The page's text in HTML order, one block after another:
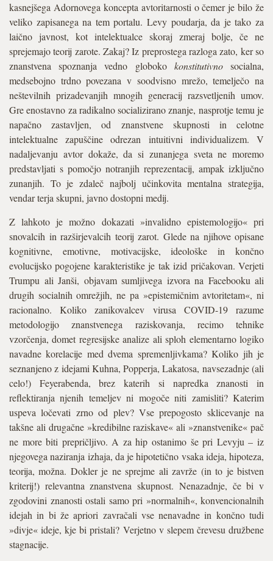
kasnejšega Adornovega koncepta avtoritarnosti o čemer je bilo že
veliko zapisanega na tem portalu. Levy poudarja, da je tako za
laično javnost, kot intelektualce skoraj zmeraj bolje, če ne
sprejemajo teorij zarote. Zakaj? Iz preprostega razloga zato, ker so
znanstvena spoznanja vedno globoko konstitutivnosocialna,
medsebojno trdno povezana v soodvisno mrežo, temelječo na
neštevilnih prizadevanjih mnogih generacij razsvetljenih umov.
Gre enostavno za radikalno socializirano znanje, nasprotje temu je
napačno zastavljen, od znanstvene skupnosti in celotne
intelektualne zapuščine odrezan intuitivni individualizem. V
nadaljevanju avtor dokaže, da si zunanjega sveta ne moremo
predstavljati s pomočjo notranjih reprezentacij, ampak izključno
zunanjih. To je zdaleč najbolj učinkovita mentalna strategija,
vendar terja skupni, javno dostopni medij.
Z lahkoto je možno dokazati »invalidno epistemologijo« pri
snovalcih in razširjevalcih teorij zarot. Glede na njihove opisane
kognitivne, emotivne, motivacijske, ideološke in končno
evolucijsko pogojene karakteristike je tak izid pričakovan. Verjeti
Trumpu ali Janši, objavam sumljivega izvora na Facebooku ali
drugih socialnih omrežjih, ne pa »epistemičnim avtoritetam«, ni
racionalno. Koliko zanikovalcev virusa COVID-19 razume
metodologijo znanstvenega raziskovanja, recimo tehnike
vzorčenja, domet regresijske analize ali sploh elementarno logiko
navadne korelacije med dvema spremenljivkama? Koliko jih je
seznanjeno z idejami Kuhna, Popperja, Lakatosa, navsezadnje (ali
celo!) Feyerabenda, brez katerih si napredka znanosti in
reflektiranja njenih temeljev ni mogoče niti zamisliti? Katerim
uspeva ločevati zrno od plev? Vse prepogosto sklicevanje na
takšne ali drugačne »kredibilne raziskave« ali »znanstvenike« pač
ne more biti prepričljivo. A za hip ostanimo še pri Levyju – iz
njegovega naziranja izhaja, da je hipotetično vsaka ideja, hipoteza,
teorija, možna. Dokler je ne sprejme ali zavrže (in to je bistven
kriterij!) relevantna znanstvena skupnost. Nenazadnje, če bi v
zgodovini znanosti ostali samo pri »normalnih«, konvencionalnih
idejah in bi že apriori zavračali vse nenavadne in končno tudi
»divje« ideje, kje bi pristali? Verjetno v slepem črevesu družbene
stagnacije.